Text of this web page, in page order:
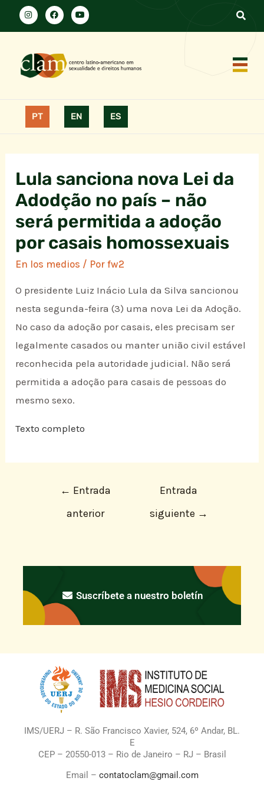
PT EN ES
Lula sanciona nova Lei da
Adodção no país – não
será permitida a adoção
por casais homossexuais
En los medios / Porfw2
O presidente Luiz Inácio Lula da Silva sancionou
nesta segunda-feira (3) uma nova Lei da Adoção.
No caso da adoção por casais, eles precisam ser
legalmente casados ou manter união civil estável
reconhecida pela autoridade judicial. Não será
permitida a adoção para casais de pessoas do
mesmo sexo.
Texto completo
← Entrada
anterior
Entrada
siguiente →
Suscríbete a nuestro boletín
IMS/UERJ – R. São Francisco Xavier, 524, 6º Andar, BL.
E
CEP – 20550-013 – Rio de Janeiro – RJ – Brasil
Email – contatoclam@gmail.com